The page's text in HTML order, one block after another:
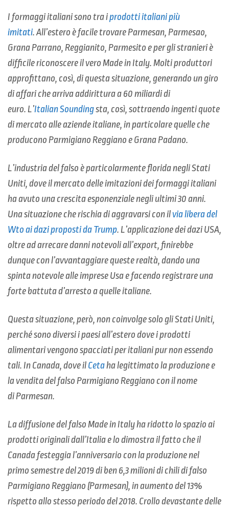
I formaggi italiani sono tra iprodotti italiani più
imitati. All’estero è facile trovare Parmesan, Parmesao,
Grana Parrano, Reggianito, Parmesito e per gli stranieri è
difficile riconoscere il vero Made in Italy. Molti produttori
approfittano, così, di questa situazione, generando un giro
di affari che arriva addirittura a 60 miliardi di
euro. L’Italian Soundingsta, così, sottraendo ingenti quote
di mercato alle aziende italiane, in particolare quelle che
producono Parmigiano Reggiano e Grana Padano.
L’industria del falso è particolarmente florida negli Stati
Uniti, dove il mercato delle imitazioni dei formaggi italiani
ha avuto una crescita esponenziale negli ultimi 30 anni.
Una situazione che rischia di aggravarsi con ilvia libera del
Wto ai dazi proposti da Trump. L’applicazione dei dazi USA,
oltre ad arrecare danni notevoli all’export, finirebbe
dunque con l’avvantaggiare queste realtà, dando una
spinta notevole alle imprese Usa e facendo registrare una
forte battuta d’arresto a quelle italiane.
Questa situazione, però, non coinvolge solo gli Stati Uniti,
perché sono diversi i paesi all’estero dove i prodotti
alimentari vengono spacciati per italiani pur non essendo
tali. In Canada, dove il Cetaha legittimato la produzione e
la vendita del falso Parmigiano Reggiano con il nome
di Parmesan.
La diffusione del falso Made in Italy ha ridotto lo spazio ai
prodotti originali dall’Italia e lo dimostra il fatto che il
Canada festeggia l’anniversario con la produzione nel
primo semestre del 2019 di ben 6,3 milioni di chili di falso
Parmigiano Reggiano (Parmesan), in aumento del 13%
rispetto allo stesso periodo del 2018. Crollo devastante delle